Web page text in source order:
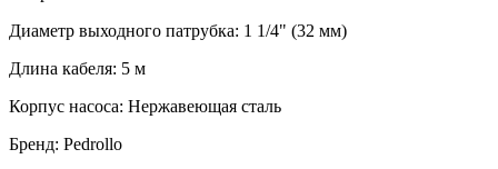
Диаметр выходного патрубка: 1 1/4" (32 мм)
Длина кабеля: 5 м
Корпус насоса: Нержавеющая сталь
Бренд: Pedrollo